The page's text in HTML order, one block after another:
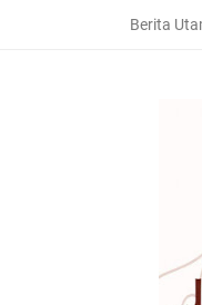
Berita